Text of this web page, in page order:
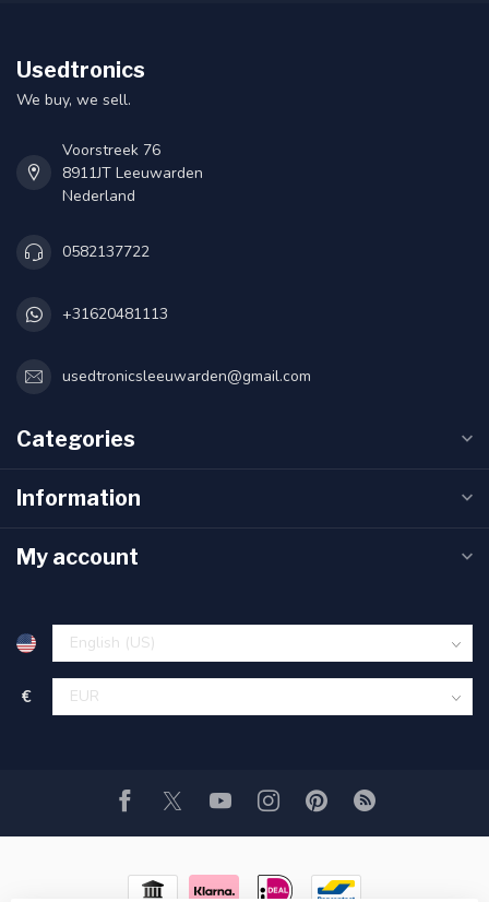
Usedtronics
We buy, we sell.
Voorstreek 76
8911JT Leeuwarden
Nederland
0582137722
+31620481113
usedtronicsleeuwarden@gmail.com
Categories
Information
My account
€